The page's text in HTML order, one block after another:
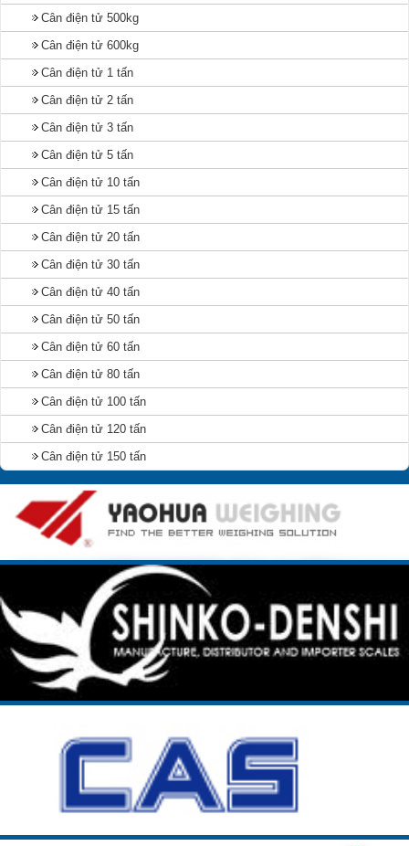
Cân điện tử 500kg
Cân điện tử 600kg
Cân điện tử 1 tấn
Cân điện tử 2 tấn
Cân điện tử 3 tấn
Cân điện tử 5 tấn
Cân điện tử 10 tấn
Cân điện tử 15 tấn
Cân điện tử 20 tấn
Cân điện tử 30 tấn
Cân điện tử 40 tấn
Cân điện tử 50 tấn
Cân điện tử 60 tấn
Cân điện tử 80 tấn
Cân điện tử 100 tấn
Cân điện tử 120 tấn
Cân điện tử 150 tấn